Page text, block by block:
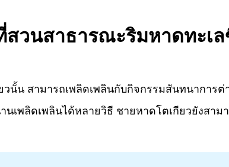
วนสาธารณะริมหาดทะเ
นั้น สามารถเพลิดเพลินกับกิจกรรมสันทนาการต่
เพลิดเพลินได้หลายวิธี ชายหาดโตเกียวยังสาม